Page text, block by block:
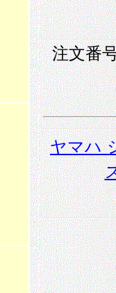
注文番
ヤマハ